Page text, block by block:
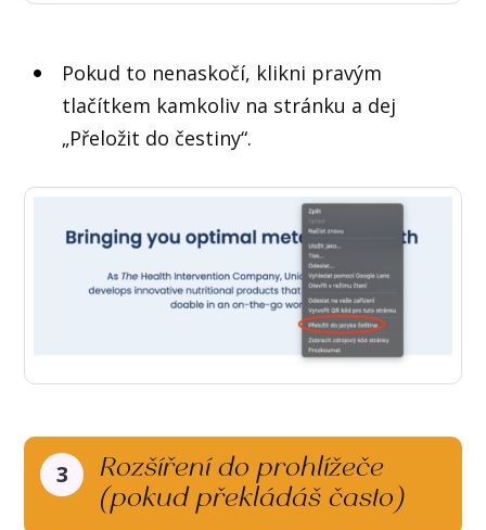
Pokud to nenaskočí, klikni pravým
tlačítkem kamkoliv na stránku a dej
„Přeložit do čestiny“.
3
Rozšíření do prohlížeče
(pokud překládáš často)